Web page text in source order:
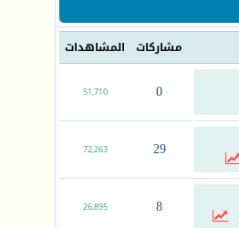
مشاركات المشاهدات
0
51,710
29
72,263
8
26,895